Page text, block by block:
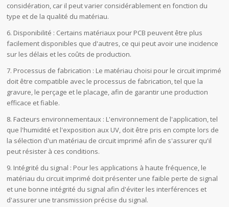
considération, car il peut varier considérablement en fonction du
type et de la qualité du matériau.
6. Disponibilité : Certains matériaux pour PCB peuvent être plus
facilement disponibles que d'autres, ce qui peut avoir une incidence
sur les délais et les coûts de production.
7. Processus de fabrication : Le matériau choisi pour le circuit imprimé
doit être compatible avec le processus de fabrication, tel que la
gravure, le perçage et le placage, afin de garantir une production
efficace et fiable.
8. Facteurs environnementaux : L'environnement de l'application, tel
que l'humidité et l'exposition aux UV, doit être pris en compte lors de
la sélection d'un matériau de circuit imprimé afin de s'assurer qu'il
peut résister à ces conditions.
9. Intégrité du signal : Pour les applications à haute fréquence, le
matériau du circuit imprimé doit présenter une faible perte de signal
et une bonne intégrité du signal afin d'éviter les interférences et
d'assurer une transmission précise du signal.